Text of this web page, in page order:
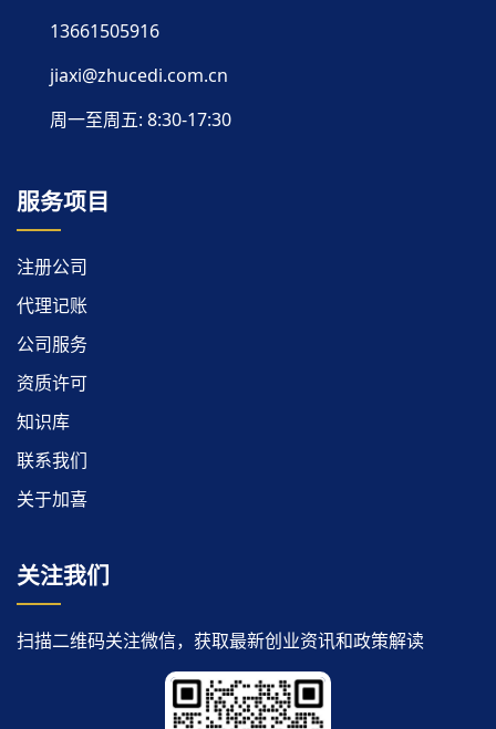
13661505916
jiaxi@zhucedi.com.cn
周一至周五: 8:30-17:30
服务项目
注册公司
代理记账
公司服务
资质许可
知识库
联系我们
关于加喜
关注我们
扫描二维码关注微信，获取最新创业资讯和政策解读